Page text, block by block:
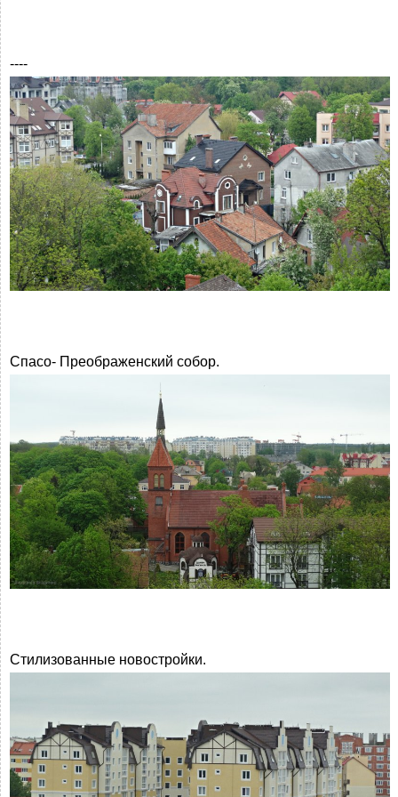
----
Спасо- Преображенский собор.
Стилизованные новостройки.